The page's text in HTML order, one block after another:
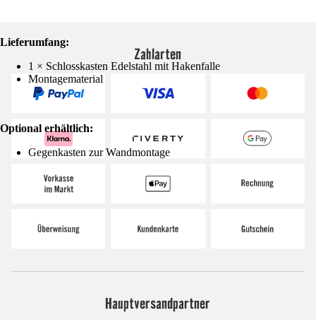
Lieferumfang:
1 × Schlosskasten Edelstahl mit Hakenfalle
Montagematerial
Optional erhältlich:
Gegenkasten zur Wandmontage
Zahlarten
Hauptversandpartner